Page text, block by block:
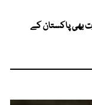
بھی پاکستان کے